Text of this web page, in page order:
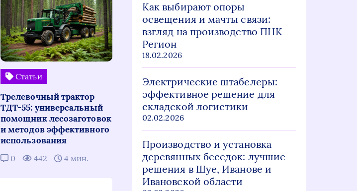
Статьи
Трелевочный трактор
ТДТ-55: универсальный
помощник лесозаготовок
и методов эффективного
использования
0 442 4 мин.
Как выбирают опоры
освещения и мачты связи:
взгляд на производство ПНК-
Регион
18.02.2026
Электрические штабелеры:
эффективное решение для
складской логистики
02.02.2026
Производство и установка
деревянных беседок: лучшие
решения в Шуе, Иванове и
Ивановской области